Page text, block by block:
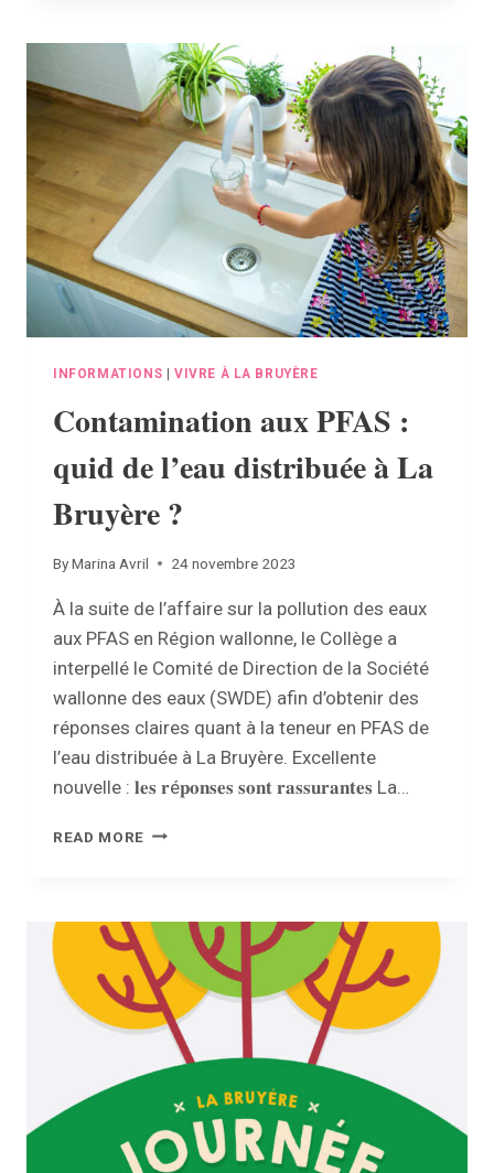
2024
BIENTÔT
DANS
VOTRE
BOÎTE
AUX
LETTRES
INFORMATIONS VIVRE À LA BRUYÈRE
Contamination aux PFAS :
quid de l’eau distribuée à La
Bruyère ?
ByMarina Avril 24 novembre 2023
À la suite de l’affaire sur la pollution des eaux
aux PFAS en Région wallonne, le Collège a
interpellé le Comité de Direction de la Société
wallonne des eaux (SWDE) afin d’obtenir des
réponses claires quant à la teneur en PFAS de
l’eau distribuée à La Bruyère. Excellente
nouvelle : 𝐥𝐞𝐬 𝐫é𝐩𝐨𝐧𝐬𝐞𝐬 𝐬𝐨𝐧𝐭 𝐫𝐚𝐬𝐬𝐮𝐫𝐚𝐧𝐭𝐞𝐬 La…
READ MORE CONTAMINATION
QUID
DE
L’EAU
DISTRIBUÉE
À
BRUYÈRE